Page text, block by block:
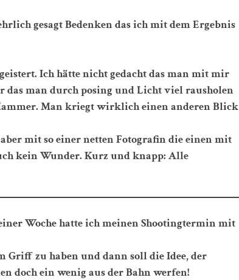
gesagt Bedenken das ich mit dem Ergebnis
Ich hätte nicht gedacht das man mit mir
das man durch posing und Licht viel rausholen
Man kriegt wirklich einen anderen Blick
mit so einer netten Fotografin die einen mit
kein Wunder. Kurz und knapp: Alle
Woche hatte ich meinen Shootingtermin mit
Griff zu haben und dann soll die Idee, der
doch ein wenig aus der Bahn werfen!